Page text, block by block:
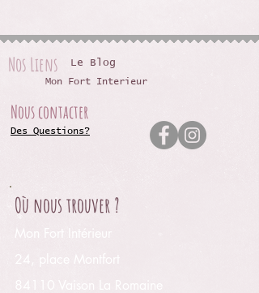
Carré 20x20 cm
Nos Liens Le Blog
Mon Fort Interieur
Nous contacter
Des Questions?
Où nous trouver ?
Mon Fort Intérieur